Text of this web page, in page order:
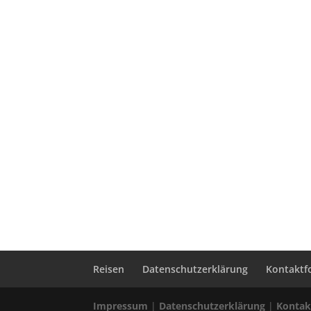
Reisen Datenschutzerklärung
Impressum | Datenschutzerklärung |